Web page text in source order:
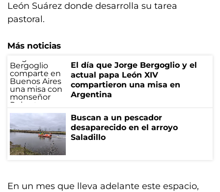
León Suárez donde desarrolla su tarea
pastoral.
Más noticias
El día que Jorge Bergoglio y el
actual papa León XIV
compartieron una misa en
Argentina
Buscan a un pescador
desaparecido en el arroyo
Saladillo
En un mes que lleva adelante este espacio,